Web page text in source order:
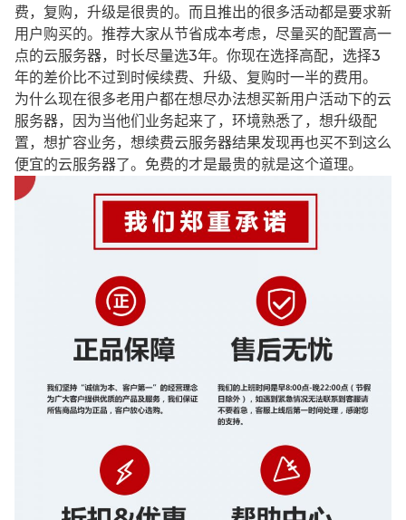
费，复购，升级是很贵的。而且推出的很多活动都是要求新
用户购买的。推荐大家从节省成本考虑，尽量买的配置高一
点的云服务器，时长尽量选3年。你现在选择高配，选择3
年的差价比不过到时候续费、升级、复购时一半的费用。
为什么现在很多老用户都在想尽办法想买新用户活动下的云
服务器，因为当他们业务起来了，环境熟悉了，想升级配
置，想扩容业务，想续费云服务器结果发现再也买不到这么
便宜的云服务器了。免费的才是最贵的就是这个道理。